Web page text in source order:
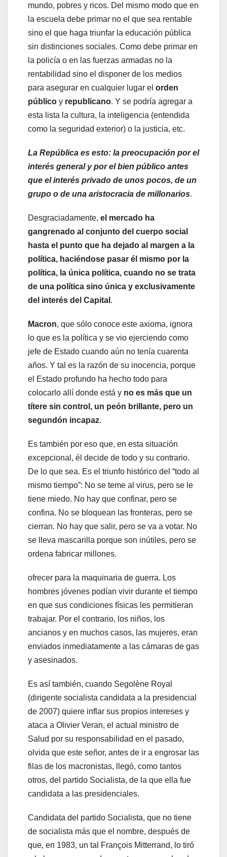
mundo, pobres y ricos. Del mismo modo que en
la escuela debe primar no el que sea rentable
sino el que haga triunfar la educación pública
sin distinciones sociales. Como debe primar en
la policía o en las fuerzas armadas no la
rentabilidad sino el disponer de los medios
para asegurar en cualquier lugar el orden
público y republicano. Y se podría agregar a
esta lista la cultura, la inteligencia (entendida
como la seguridad exterior) o la justicia, etc.
La República es esto: la preocupación por el
interés general y por el bien público antes
que el interés privado de unos pocos, de un
grupo o de una aristocracia de millonarios.
Desgraciadamente, el mercado ha
gangrenado al conjunto del cuerpo social
hasta el punto que ha dejado al margen a la
política, haciéndose pasar él mismo por la
política, la única política, cuando no se trata
de una política sino única y exclusivamente
del interés del Capital .
Macron, que sólo conoce este axioma, ignora
lo que es la política y se vio ejerciendo como
jefe de Estado cuando aún no tenía cuarenta
años. Y tal es la razón de su inocencia, porque
el Estado profundo ha hecho todo para
colocarlo allí donde está y no es más que un
títere sin control, un peón brillante, pero un
segundón incapaz.
Es también por eso que, en esta situación
excepcional, él decide de todo y su contrario.
De lo que sea. Es el triunfo histórico del “todo al
mismo tiempo”: No se teme al virus, pero se le
tiene miedo. No hay que confinar, pero se
confina. No se bloquean las fronteras, pero se
cierran. No hay que salir, pero se va a votar. No
se lleva mascarilla porque son inútiles, pero se
ordena fabricar millones.
ofrecer para la maquinaria de guerra. Los
hombres jóvenes podían vivir durante el tiempo
en que sus condiciones físicas les permitieran
trabajar. Por el contrario, los niños, los
ancianos y en muchos casos, las mujeres, eran
enviados inmediatamente a las cámaras de gas
y asesinados.
Es así también, cuando Segolène Royal
(dirigente socialista candidata a la presidencial
de 2007) quiere inflar sus propios intereses y
ataca a Olivier Veran, el actual ministro de
Salud por su responsabilidad en el pasado,
olvida que este señor, antes de ir a engrosar las
filas de los macronistas, llegó, como tantos
otros, del partido Socialista, de la que ella fue
candidata a las presidenciales.
Candidata del partido Socialista, que no tiene
de socialista más que el nombre, después de
que, en 1983, un tal François Mitterrand, lo tiró